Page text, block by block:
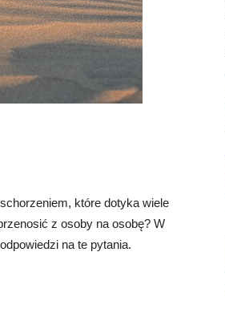
które dotyka wiele
z osoby na osobę? W
na te pytania.